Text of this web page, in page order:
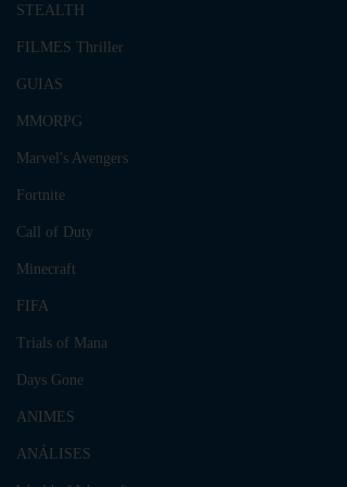
STEALTH
FILMES Thriller
GUIAS
MMORPG
Marvel's Avengers
Fortnite
Call of Duty
Minecraft
FIFA
Trials of Mana
Days Gone
ANIMES
ANÁLISES